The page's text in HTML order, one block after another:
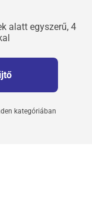
alatt egyszerű, 4
kategóriában